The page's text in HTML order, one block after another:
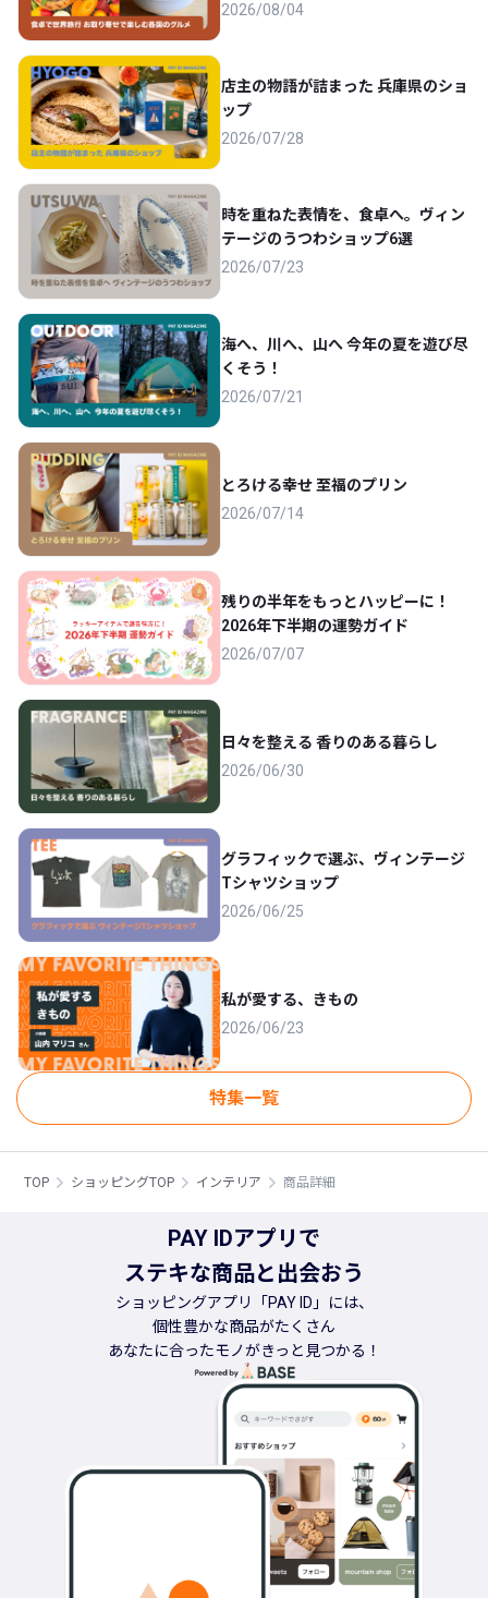
2026/08/04
店主の物語が詰まった 兵庫県のショ
ップ
2026/07/28
時を重ねた表情を、食卓へ。ヴィン
テージのうつわショップ6選
2026/07/23
海へ、川へ、山へ 今年の夏を遊び尽
くそう！
2026/07/21
とろける幸せ 至福のプリン
2026/07/14
残りの半年をもっとハッピーに！
2026年下半期の運勢ガイド
2026/07/07
日々を整える 香りのある暮らし
2026/06/30
グラフィックで選ぶ、ヴィンテージ
Tシャツショップ
2026/06/25
私が愛する、きもの
2026/06/23
特集一覧
TOP ショッピングTOP インテリア 商品詳細
PAY IDアプリで
ステキな商品と出会おう
ショッピングアプリ「PAY ID」には、
個性豊かな商品がたくさん
あなたに合ったモノがきっと見つかる！